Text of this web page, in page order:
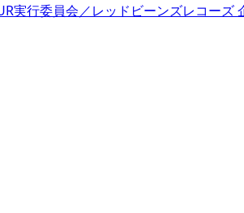
実行委員会／レッドビーンズレコーズ